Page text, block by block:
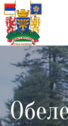
Насловна
Локална
самоуправа
Општинска
управа